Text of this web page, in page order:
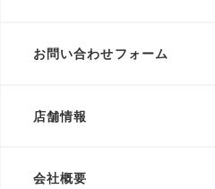
お問い合わせフォーム
店舗情報
会社概要